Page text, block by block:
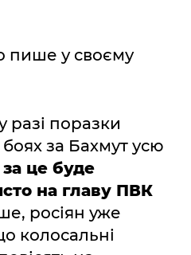
пише у своєму
разі поразки
боях за Бахмут усю
за це буде
на главу ПВК
росіян уже
колосальні